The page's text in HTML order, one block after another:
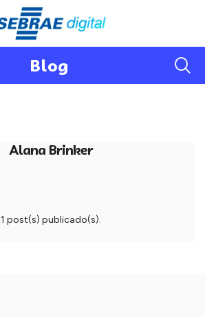
Blog
Alana Brinker
1 post(s) publicado(s).